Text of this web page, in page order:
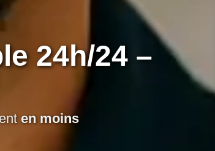
24h/24 –
en moins